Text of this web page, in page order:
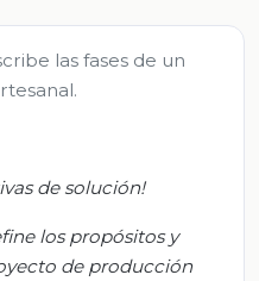
las fases de un
de solución!
los propósitos y
de producción